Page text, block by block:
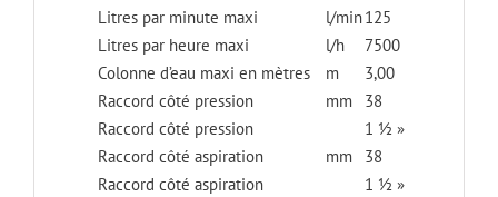
Litres par minute maxi l/min125
Litres par heure maxi
l/h
7500
Colonne d’eau maxi en mètres
m
3,00
Raccord côté pression
mm
38
Raccord côté pression
1 ½ »
Raccord côté aspiration
mm
38
Raccord côté aspiration
1 ½ »